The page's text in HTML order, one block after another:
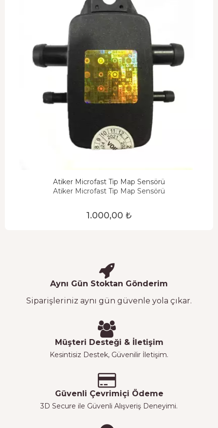
Atiker Microfast Tip Map Sensörü
Atiker Microfast Tip Map Sensörü
1.000,00 ₺
Aynı Gün Stoktan Gönderim
Siparişleriniz aynı gün güvenle yola çıkar.
Müşteri Desteği & İletişim
Kesintisiz Destek, Güvenilir İletişim.
Güvenli Çevrimiçi Ödeme
3D Secure ile Güvenli Alışveriş Deneyimi.